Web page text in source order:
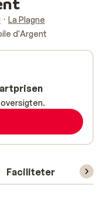
La Plagne
d'Argent
Faciliteter